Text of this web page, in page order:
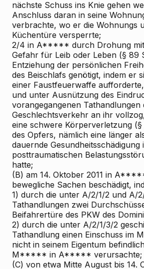
nächste Schuss ins Knie gehen
Anschluss daran in seine
verbrachte, wo er die Wohnungs
Küchentüre versperrte;
2/4 in A***** durch Drohung mit
Gefahr für Leib oder Leben (§ 89
Entziehung der persönlichen
des Beischlafs genötigt, indem er
einer Faustfeuerwaffe
und unter Ausnützung des
vorangegangenen Tathandlungen
Geschlechtsverkehr an ihr
eine schwere Körperverletzung (§
des Opfers, nämlich eine länger
dauernde Gesundheitsschädigung
posttraumatischen
hatte;
(B) am 14. Oktober 2011 in
bewegliche Sachen beschädigt,
1) durch die unter A/2/1/2 und A/
Tathandlungen zwei
Beifahrertüre des PKW des
2) durch die unter A/2/1/3/2
Tathandlung einen Einschuss im
nicht in seinem Eigentum
M***** in A***** verursachte;
(C) von etwa Mitte August bis 14.